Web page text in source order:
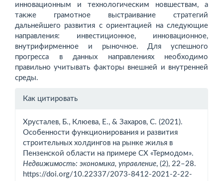
инновационным и технологическим новшествам, а
так­же грамотное выстраивание стратегий
дальнейшего развития с ориентацией на следующие
направления: инвестиционное, инновационное,
внутрифирменное и рыночное. Для успешного
прогресса в данных направлениях необходимо
правильно учи­тывать факторы внешней и внутренней
среды.
Информация
Как цитировать
Хрусталев, Б., Клюева, Е., & Захаров, С. (2021).
Особенности функционирования и развития
строительных холдингов на рынке жилья в
Пензенской области на примере СХ «Термодом».
Недвижимость: экономика, управление, (2), 22–28.
https://doi.org/10.22337/2073-8412-2021-2-22-